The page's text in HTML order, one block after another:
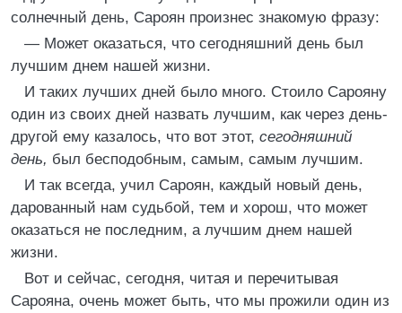
солнечный день, Сароян произнес знакомую фразу:
— Может оказаться, что сегодняшний день был
лучшим днем нашей жизни.
И таких лучших дней было много. Стоило Сарояну
один из своих дней назвать лучшим, как через день-
другой ему казалось, что вот этот, сегодняшний
день, был бесподобным, самым, самым лучшим.
И так всегда, учил Сароян, каждый новый день,
дарованный нам судьбой, тем и хорош, что может
оказаться не последним, а лучшим днем нашей
жизни.
Вот и сейчас, сегодня, читая и перечитывая
Сарояна, очень может быть, что мы прожили один из